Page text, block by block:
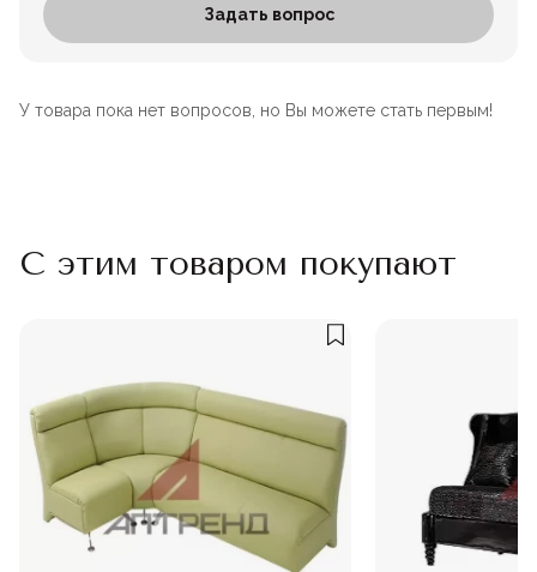
Задать вопрос
У товара пока нет вопросов, но Вы можете стать первым!
С этим товаром покупают